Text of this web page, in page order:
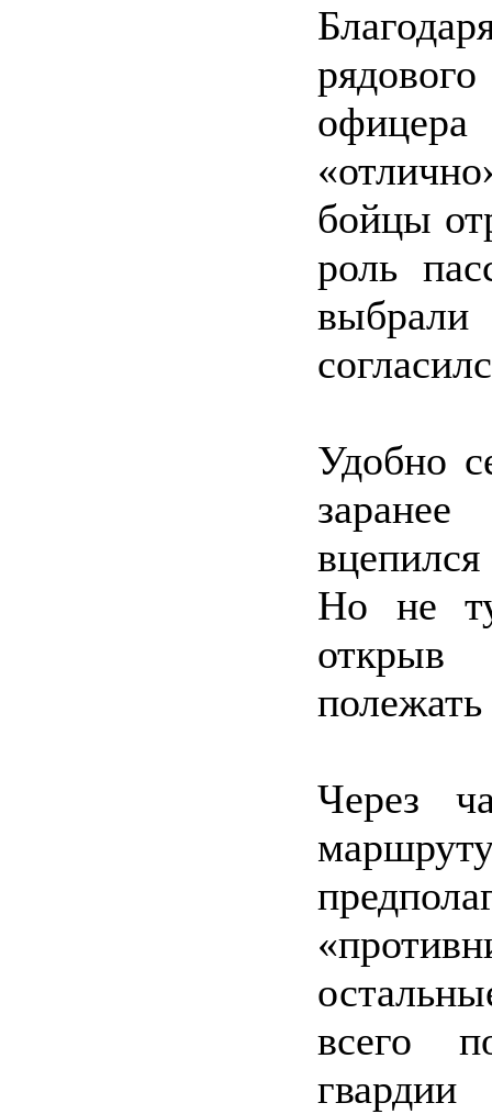
бойцы
роль
Удобно
Но не
открыв
Через
всего